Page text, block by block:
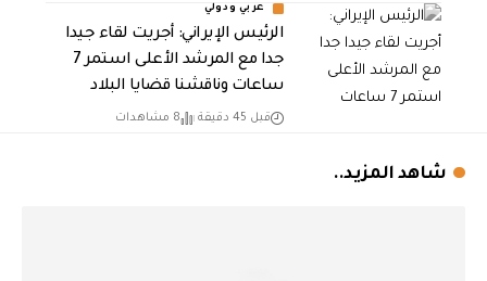
عربي ودولي
الرئيس الإيراني: أجريت لقاء جيدا
جدا مع المرشد الأعلى استمر 7
ساعات وناقشنا قضايا البلاد
قبل 45 دقيقة 8 مشاهدات
شاهد المزيد..